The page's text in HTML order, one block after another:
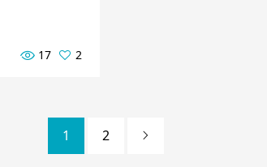
17
2
1 2 